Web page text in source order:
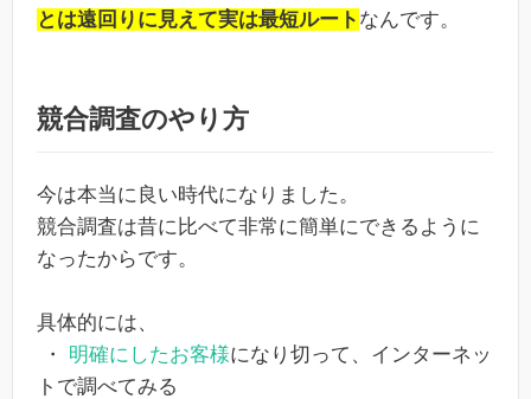
とは遠回りに見えて実は最短ルート なんです。
競合調査のやり方
今は本当に良い時代になりました。
競合調査は昔に比べて非常に簡単にできるように
なったからです。
具体的には、
・ 明確にしたお客様になり切って、インターネッ
トで調べてみる